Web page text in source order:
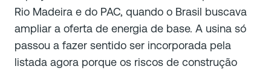
Rio Madeira e do PAC, quando o Brasil buscava
ampliar a oferta de energia de base. A usina só
passou a fazer sentido ser incorporada pela
listada agora porque os riscos de construção